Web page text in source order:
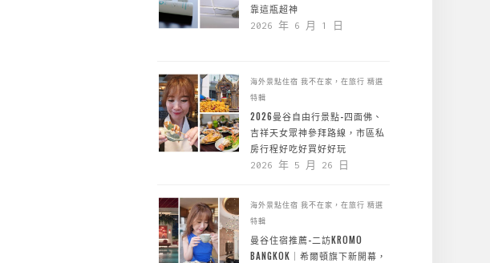
靠這瓶超神
2026 年 6 月 1 日
海外景點住宿 我不在家，在旅行 精選
特輯
2026曼谷自由行景點-四面佛、
吉祥天女眾神參拜路線，市區私
房行程好吃好買好好玩
2026 年 5 月 26 日
海外景點住宿 我不在家，在旅行 精選
特輯
曼谷住宿推薦-二訪KROMO
BANGKOK｜希爾頓旗下新開幕，